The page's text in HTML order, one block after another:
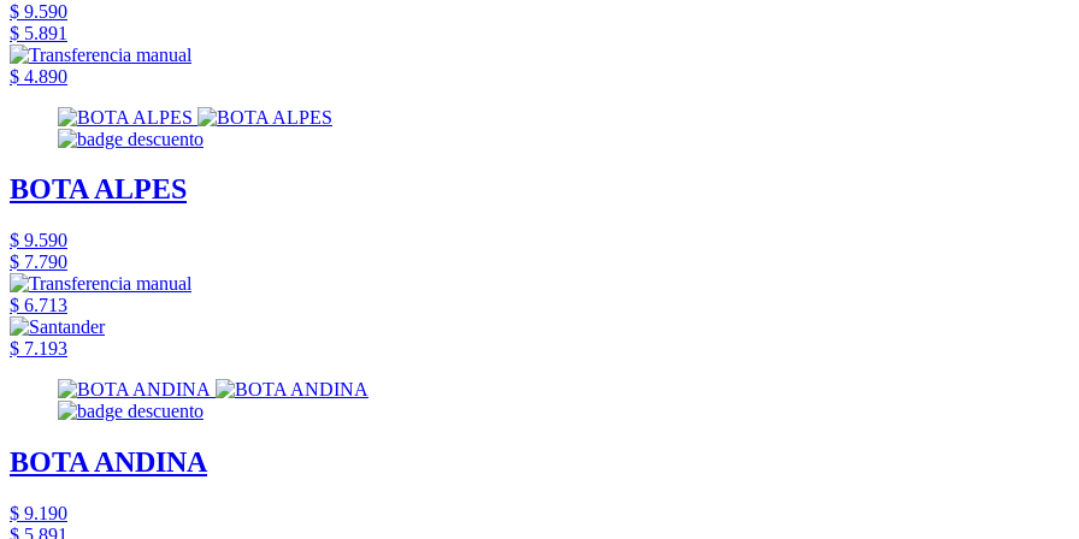
$ 9.590
$ 5.891
$ 4.890
BOTA ALPES
$ 9.590
$ 7.790
$ 6.713
$ 7.193
BOTA ANDINA
$ 9.190